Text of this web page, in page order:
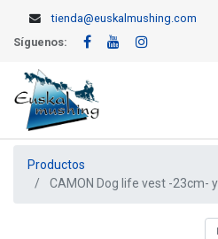
tienda@euskalmushing.com
Síguenos:
Productos
CAMON Dog life vest -23cm-